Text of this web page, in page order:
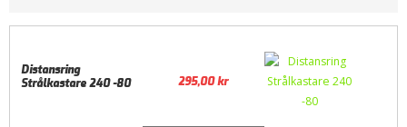
Distansring
Strålkastare 240 -80
295,00kr